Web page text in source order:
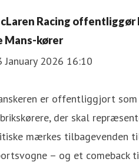
Racing offentliggør
Mans-kører
January 2026 16:10
er offentliggjort
der skal
mærkes tilbagevenden
– og et comeback